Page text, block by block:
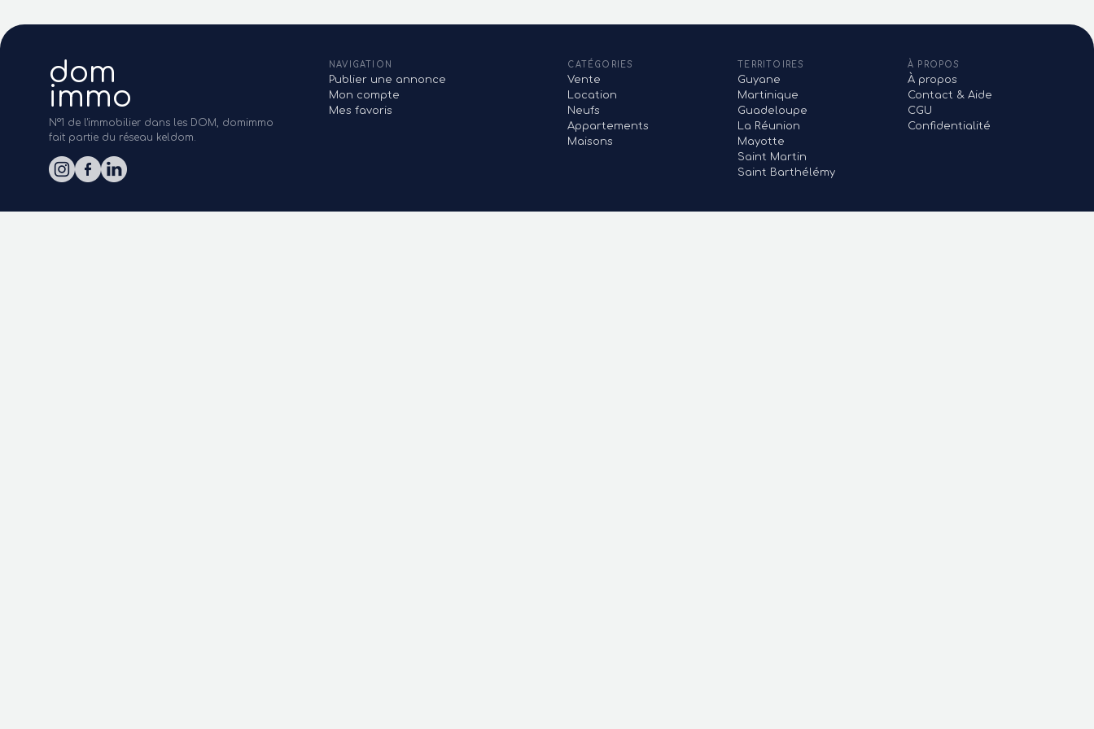
dom
immo
N°1 de l'immobilier dans les DOM, domimmo
fait partie du réseau keldom.
NAVIGATION
Publier une annonce
Mon compte
Mes favoris
CATÉGORIES
Vente
Location
Neufs
Appartements
Maisons
TERRITOIRES
Guyane
Martinique
Guadeloupe
La Réunion
Mayotte
Saint Martin
Saint Barthélémy
À PROPOS
À propos
Contact & Aide
CGU
Confidentialité